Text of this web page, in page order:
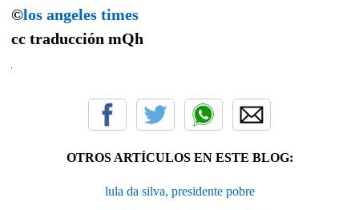
©los angeles times
cc traducción mQh
OTROS ARTÍCULOS EN ESTE BLOG:
lula da silva, presidente pobre